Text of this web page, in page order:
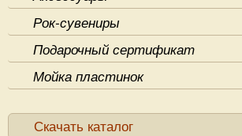
Рок-сувениры
Подарочный сертификат
Мойка пластинок
Скачать каталог